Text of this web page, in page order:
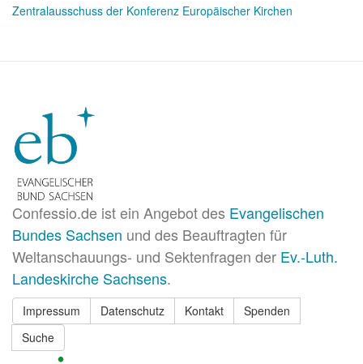
Zentralausschuss der Konferenz Europäischer Kirchen
Confessio.de ist ein Angebot des Evangelischen
Bundes Sachsen und des Beauftragten für
Weltanschauungs- und Sektenfragen der Ev.-Luth.
Landeskirche Sachsens.
Impressum Datenschutz Kontakt
Spenden
Suche